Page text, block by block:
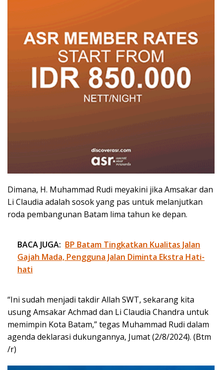
Dimana, H. Muhammad Rudi meyakini jika Amsakar dan
Li Claudia adalah sosok yang pas untuk melanjutkan
roda pembangunan Batam lima tahun ke depan.
BACA JUGA: BP Batam Tingkatkan Kualitas Jalan
Gajah Mada, Pengguna Jalan Diminta Ekstra Hati-
hati
“Ini sudah menjadi takdir Allah SWT, sekarang kita
usung Amsakar Achmad dan Li Claudia Chandra untuk
memimpin Kota Batam,” tegas Muhammad Rudi dalam
agenda deklarasi dukungannya, Jumat (2/8/2024). (Btm
/r)